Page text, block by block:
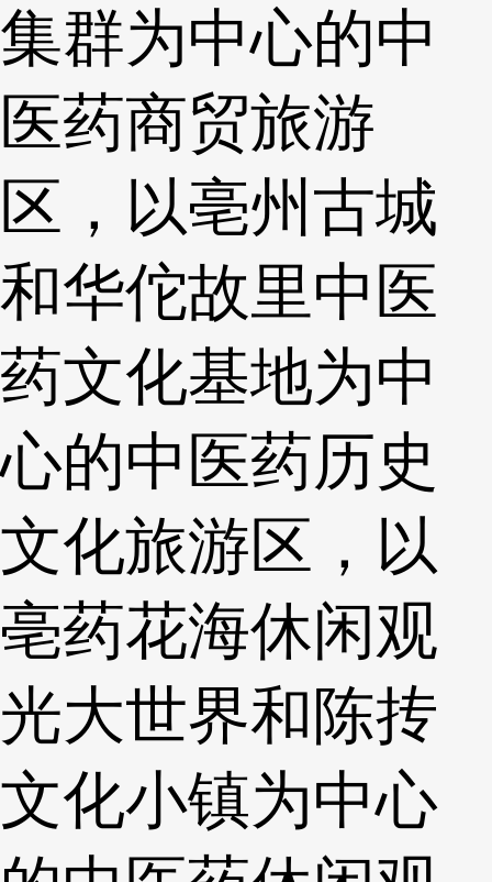
集群为中心的中
医药商贸旅游
区，以亳州古城
和华佗故里中医
药文化基地为中
心的中医药历史
文化旅游区，以
亳药花海休闲观
光大世界和陈抟
文化小镇为中心